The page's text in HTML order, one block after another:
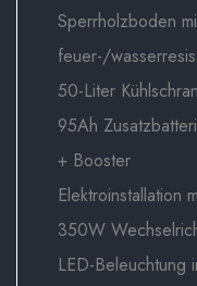
Sperrholzboden
feuer-/
50-Liter
95Ah
+ Booster
Elektroinstallation
350W
LED-Beleuchtung